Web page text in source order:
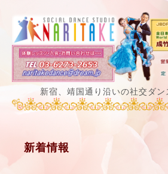
新宿、靖国通り沿いの社交ダン
新着情報